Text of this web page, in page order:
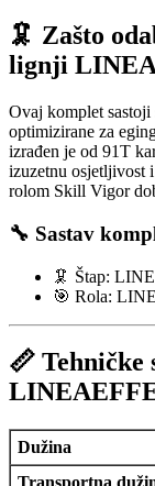
🦑 Zašto
lignji
Ovaj komplet
optimizirane za
izrađen je od 91T
izuzetnu osjetljivost
rolom Skill Vigor
🔧 Sastav
🦑 Štap:
🎯 Rola:
📏 Tehničke
Dužina